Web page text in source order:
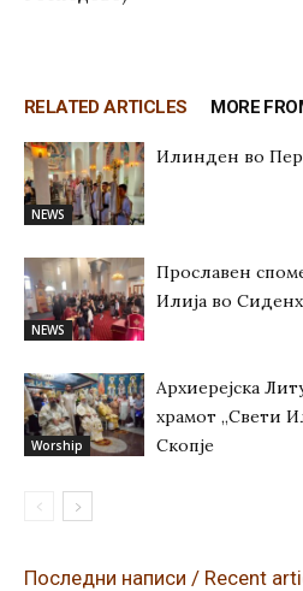
RELATED ARTICLES MORE
NEWS
Илинден во
NEWS
Прославен
Илија во
Worship
Архиерејска
храмот „Свети
Скопје
Последни написи / Recent